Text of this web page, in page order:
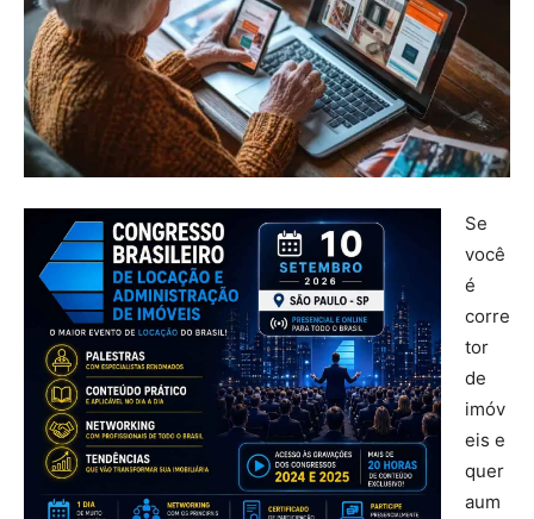
Se
você
é
corre
tor
de
imóv
eis e
quer
aum